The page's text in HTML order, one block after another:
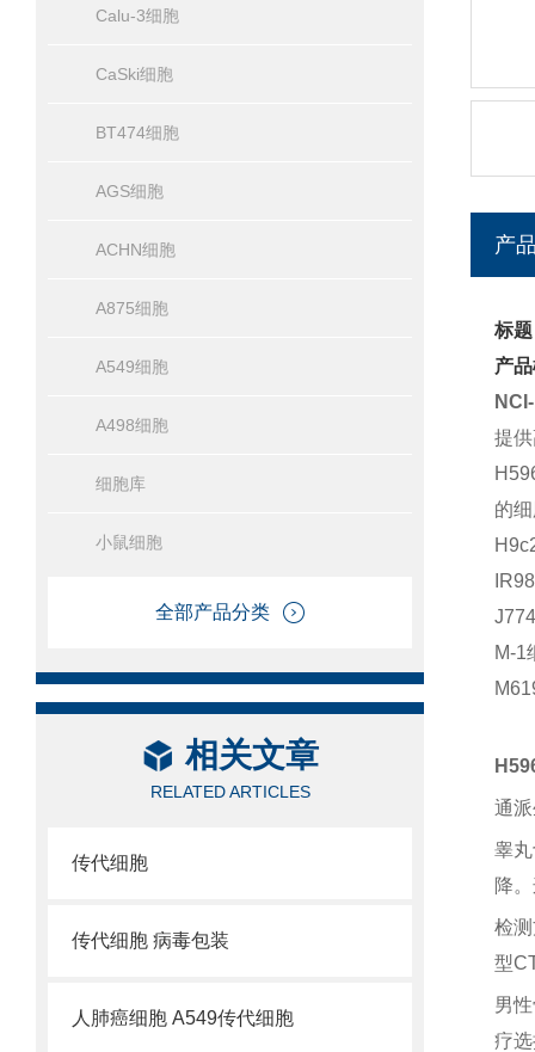
Calu-3细胞
CaSki细胞
BT474细胞
AGS细胞
ACHN细胞
A875细胞
A549细胞
A498细胞
细胞库
小鼠细胞
全部产品分类
相关文章
RELATED ARTICLES
传代细胞
传代细胞 病毒包装
人肺癌细胞 A549传代细胞
产
标
产
提
的
M-1
通
睾
降
检
型
男
疗